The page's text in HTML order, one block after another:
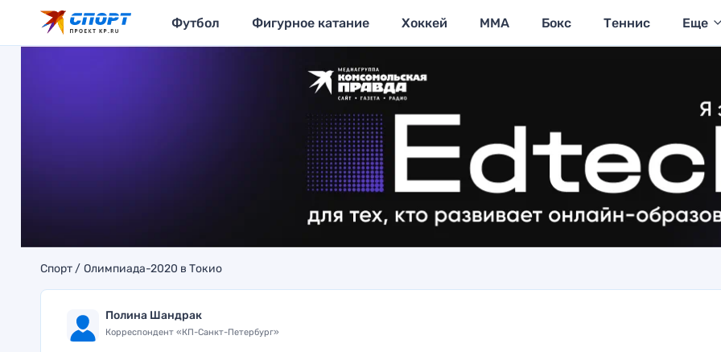
Футбол Фигурное катание Хоккей MMA Бокс Теннис Еще
Спорт Олимпиада-2020 в Токио
Полина Шандрак
Корреспондент «КП-Санкт-Петербург»